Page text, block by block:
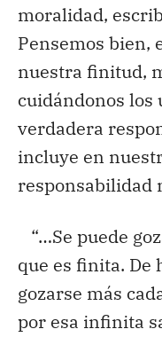
moralidad,
Pensemos bien,
nuestra finitud,
cuidándonos los
verdadera
incluye en
responsabilidad
“…Se puede
que es finita. De
gozarse más
por esa infinita